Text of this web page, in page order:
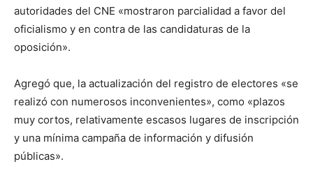
autoridades del CNE «mostraron parcialidad a favor del
oficialismo y en contra de las candidaturas de la
oposición».
Agregó que, la actualización del registro de electores «se
realizó con numerosos inconvenientes», como «plazos
muy cortos, relativamente escasos lugares de inscripción
y una mínima campaña de información y difusión
públicas».